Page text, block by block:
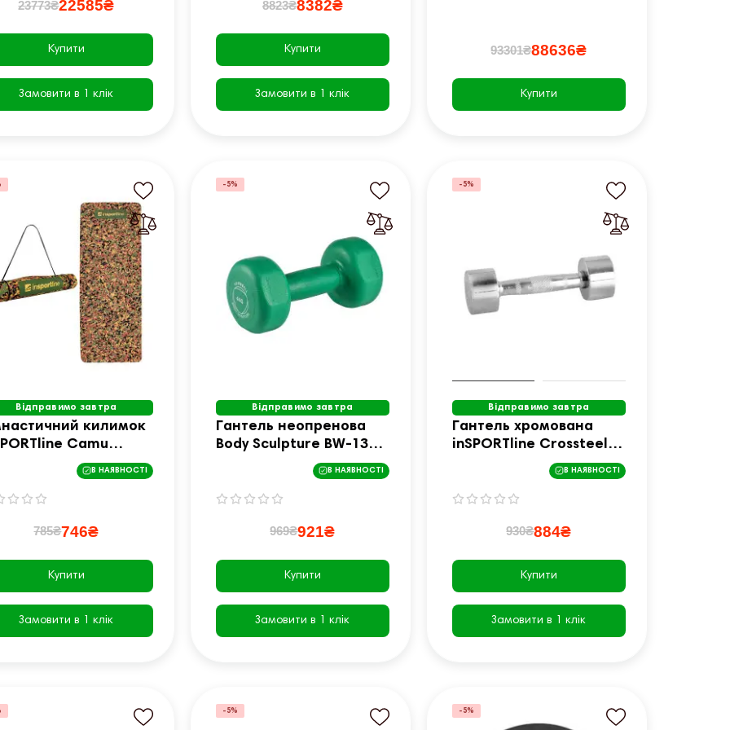
23773₴22585₴
Купити
Замовити в 1 клік
8823₴8382₴
Купити
Замовити в 1 клік
93301₴88636₴
Купити
Відправимо завтра
килимок
Camu
cm -
камуфляж
В НАЯВНОСТІ
785₴746₴
Купити
Замовити в 1 клік
-5%
Відправимо завтра
Гантель неопренова
Body Sculpture BW-131,
В НАЯВНОСТІ
969₴921₴
Купити
Замовити в 1 клік
-5%
Відправимо завтра
Гантель хромована
inSPORTline Crossteel 4
В НАЯВНОСТІ
930₴884₴
Купити
Замовити в 1 клік
-5% -5%